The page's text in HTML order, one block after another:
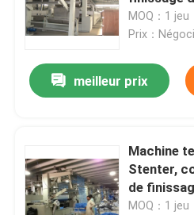
Maison
Au sujet de nous
MOQ：1 jeu
Prix：
meilleur prix
Machine
Stenter,
de
MOQ：1 jeu